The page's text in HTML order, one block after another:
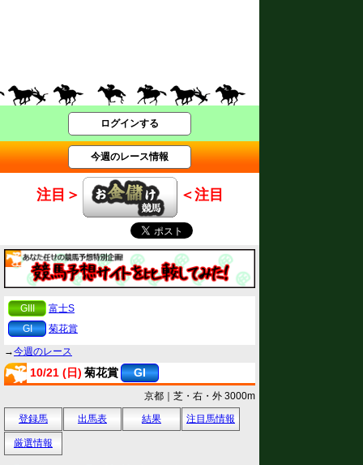
ログインする
今週のレース情報
注目＞ ＜注目
GIII
富士S
GI
菊花賞
→今週のレース
10/21 (日) 菊花賞 GI
京都｜芝・右・外 3000m
登録馬
出馬表 結果 注目馬情報
厳選情報